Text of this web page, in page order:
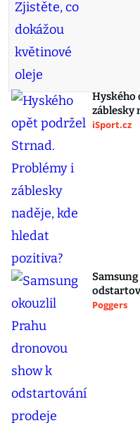
Hyského
záblesky
iSport.cz
Poggers